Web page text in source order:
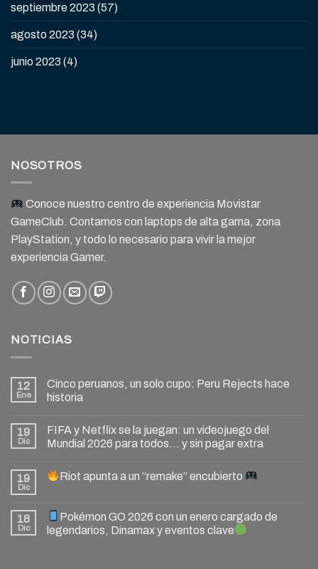
septiembre 2023 (57)
agosto 2023 (34)
junio 2023 (4)
NOSOTROS
Conoce nuestro centro de experiencia Movistar
GameClub. Contamos con laptops de alta gama, zona
PlayStation, y todo lo necesario para vivir la mejor
experiencia Gamer.
NOTICIAS
12
Ene
Cinco peruanos, un solo cupo: Peru Rejects hace
historia
19
Dic
FIFA y Netflix se la juegan: un videojuego del
Mundial 2026 para todos… y sin pagar extra
19
Dic
Riot apunta a un “remake” encubierto
18
Dic
Pokémon GO 2026 con un enero cargado de
legendarios, Dinamax y eventos clave